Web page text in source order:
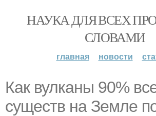
НАУКА ДЛЯ ВСЕХ
СЛОВАМИ
главная новости
Как вулканы 90%
существ на Земле